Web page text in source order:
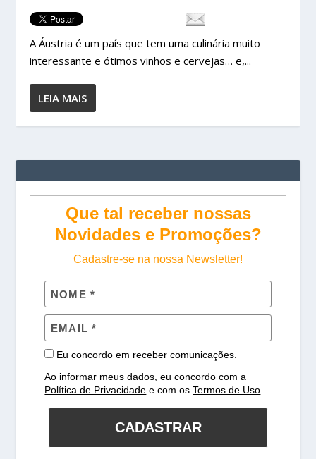
A Áustria é um país que tem uma culinária muito
interessante e ótimos vinhos e cervejas… e,...
LEIA MAIS
Que tal receber nossas
Novidades e Promoções?
Cadastre-se na nossa Newsletter!
Eu concordo em receber comunicações.
Ao informar meus dados, eu concordo com a
Política de Privacidade e com osTermos de Uso
CADASTRAR